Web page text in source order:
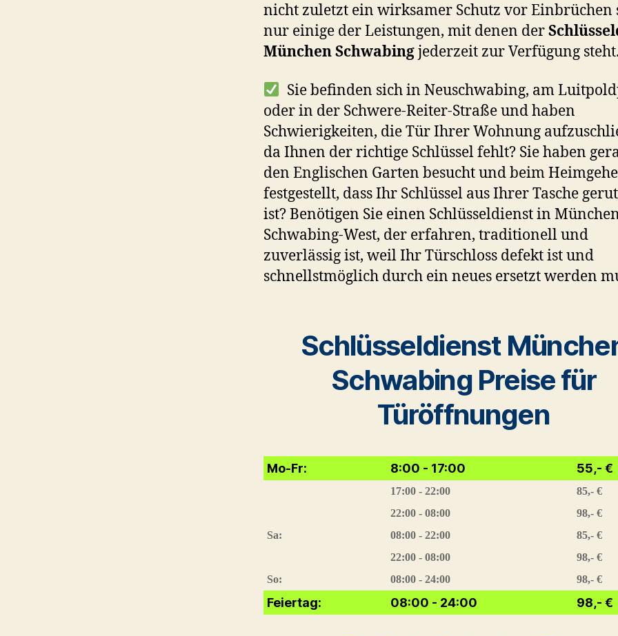
nicht zuletzt ein wirksamer Schutz vor Einbrüchen
nur einige der Leistungen, mit denen der
München Schwabingjederzeit zur Verfügung
Sie befinden sich in Neuschwabing, am
oder in der Schwere-Reiter-Straße und haben
Schwierigkeiten, die Tür Ihrer Wohnung
da Ihnen der richtige Schlüssel fehlt? Sie haben
den Englischen Garten besucht und beim
festgestellt, dass Ihr Schlüssel aus Ihrer Tasche
ist? Benötigen Sie einen Schlüsseldienst in
Schwabing-West, der erfahren, traditionell und
zuverlässig ist, weil Ihr Türschloss defekt ist und
schnellstmöglich durch ein neues ersetzt werden
Schlüsseldienst
Schwabing Preise für
Türöffnungen
Mo-Fr: 8:00 - 17:00 55,- ‎€
17:00 - 22:00
85,- ‎€
22:00 - 08:00
98,- ‎€
Sa:
08:00 - 22:00
85,- ‎€
22:00 - 08:00
98,- ‎€
So:
08:00 - 24:00 98,- ‎€
Feiertag: 08:00 - 24:00 98,- ‎€